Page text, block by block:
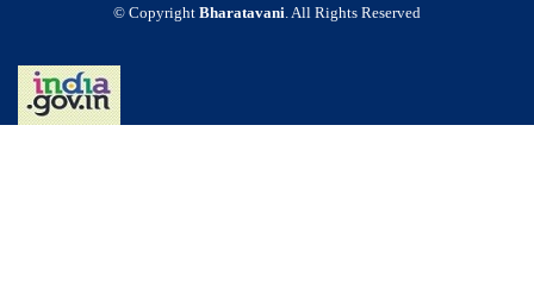
© Copyright Bharatavani. All Rights Reserved